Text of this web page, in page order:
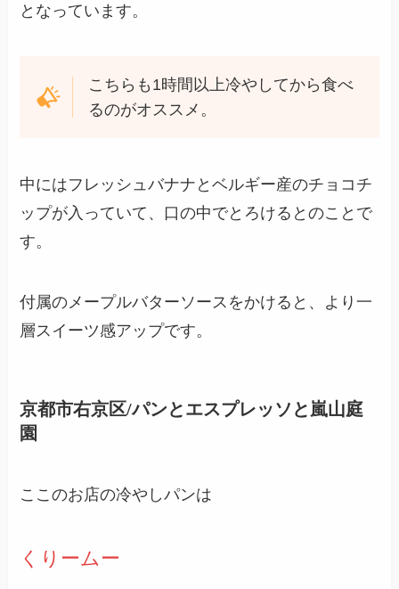
となっています。
こちらも1時間以上冷やしてから食べ
るのがオススメ。
中にはフレッシュバナナとベルギー産のチョコチ
ップが入っていて、口の中でとろけるとのことで
す。
付属のメープルバターソースをかけると、より一
層スイーツ感アップです。
京都市右京区/パンとエスプレッソと嵐山庭
園
ここのお店の冷やしパンは
くりームー